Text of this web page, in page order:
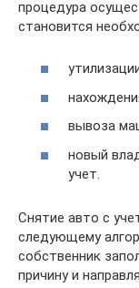
процедура
становится
вывоза
новый
учет.
Снятие авто с
следующему
собственник
причину и